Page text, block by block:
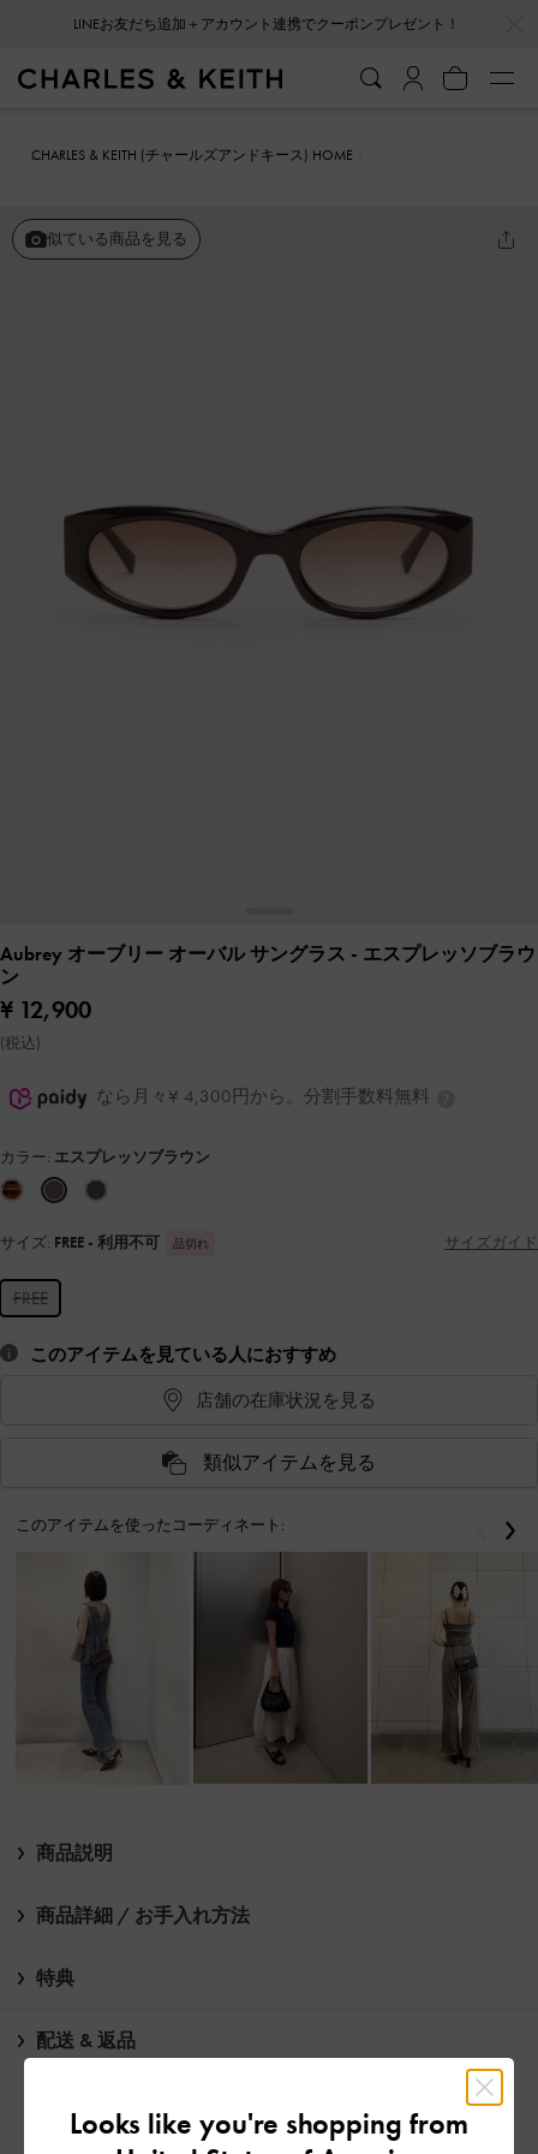
LINEお友だち追加＋アカウント連携でクーポンプレゼント！
CHARLES & KEITH (チャールズアンドキース) HOME
似ている商品を見る
Aubrey オーブリー オーバル サングラス - エスプレッソブラウ
ン
¥ 12,900
(税込)
なら月々¥ 4,300円から。分割手数料無料
カラー: エスプレッソブラウン
サイズ: FREE - 利用不可 品切れ サイズガイド
FREE
このアイテムを見ている人におすすめ
店舗の在庫状況を見る
類似アイテムを見る
このアイテムを使ったコーディネート: 戻る
商品説明
商品詳細 / お手入れ方法
特典
配送 & 返品
Looks like you're shopping from